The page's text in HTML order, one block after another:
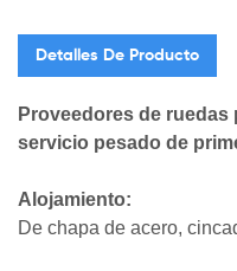
Detalles De Producto
Proveedores de
servicio pesado de
Alojamiento:
De chapa de acero,